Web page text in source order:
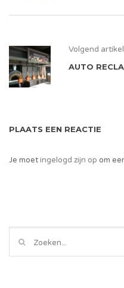
Volgend artikel
AUTO
PLAATS EEN REACTIE
Je moetingelogd zijn op om